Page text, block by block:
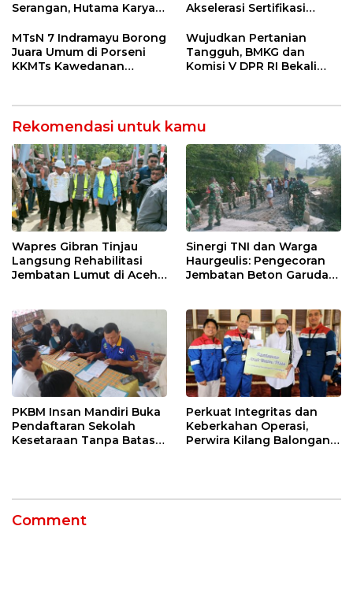
Serangan, Hutama Karya
55 Tol Binjai–Langsa
Akselerasi Sertifikasi
Entaskan Kemiskinan di
Indramayu
MTsN 7 Indramayu Borong
Juara Umum di Porseni
KKMTs Kawedanan
Wujudkan Pertanian
Tangguh, BMKG dan
Komisi V DPR RI Bekali
Rekomendasi untuk kamu
Wapres Gibran Tinjau
Langsung Rehabilitasi
Jembatan Lumut di Aceh
Sinergi TNI dan Warga
Haurgeulis: Pengecoran
Jembatan Beton Garuda
PKBM Insan Mandiri Buka
Pendaftaran Sekolah
Kesetaraan Tanpa Batas
Perkuat Integritas dan
Keberkahan Operasi,
Perwira Kilang Balongan
Comment